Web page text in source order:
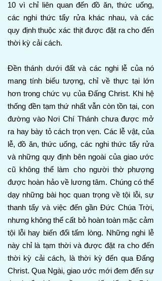
10 vì chỉ liên quan đến đồ ăn, thức uống,
các nghi thức tẩy rửa khác nhau, và các
quy định thuộc xác thịt được đặt ra cho đến
thời kỳ cải cách.
Đền thánh dưới đất và các nghi lễ của nó
mang tính biểu tượng, chỉ về thực tại lớn
hơn trong chức vụ của Đấng Christ. Khi hệ
thống đền tạm thứ nhất vẫn còn tồn tại, con
đường vào Nơi Chí Thánh chưa được mở
ra hay bày tỏ cách trọn vẹn. Các lễ vật, của
lễ, đồ ăn, thức uống, các nghi thức tẩy rửa
và những quy định bên ngoài của giao ước
cũ không thể làm cho người thờ phượng
được hoàn hảo về lương tâm. Chúng có thể
dạy những bài học quan trọng về tội lỗi, sự
thanh tẩy và việc đến gần Đức Chúa Trời,
nhưng không thể cất bỏ hoàn toàn mặc cảm
tội lỗi hay biến đổi tấm lòng. Những nghi lễ
này chỉ là tạm thời và được đặt ra cho đến
thời kỳ cải cách, là thời kỳ đến qua Đấng
Christ. Qua Ngài, giao ước mới đem đến sự